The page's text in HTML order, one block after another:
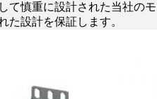
て慎重に設計された当社の
た設計を保証します。